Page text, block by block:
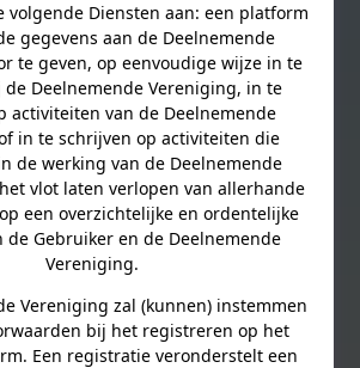
volgende Diensten aan: een platform
gegevens aan de Deelnemende
te geven, op eenvoudige wijze in te
Deelnemende Vereniging, in te
activiteiten van de Deelnemende
in te schrijven op activiteiten die
de werking van de Deelnemende
vlot laten verlopen van allerhande
een overzichtelijke en ordentelijke
de Gebruiker en de Deelnemende
Vereniging.
Vereniging zal (kunnen) instemmen
bij het registreren op het
Een registratie veronderstelt een